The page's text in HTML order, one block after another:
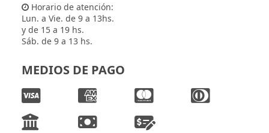
Horario de atención:
Lun. a Vie. de 9 a 13hs.
y de 15 a 19 hs.
Sáb. de 9 a 13 hs.
MEDIOS DE PAGO